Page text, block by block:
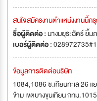
สนใจสมัครงานตำแหน่งงานนี้
ชื่อผู้ติดต่อ :นางมยุระฉัตร์ ยิ้
เบอร์ผู้ติดต่อ :
ข้อมูลการติดต่อบริษัท
1084,1086 ซ.เทียนทะเล 26 แ
ข้าม เขตบางขุนเทียน กทม